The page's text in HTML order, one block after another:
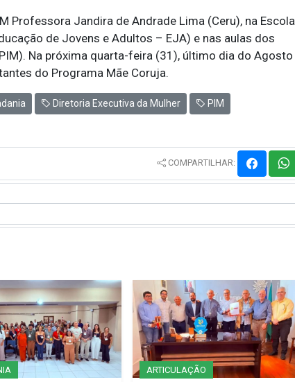
Professora Jandira de Andrade Lima (Ceru), na Escola
de Jovens e Adultos – EJA) e nas aulas dos
Na próxima quarta-feira (31), último dia do Agosto
do Programa Mãe Coruja.
Diretoria Executiva da Mulher PIM
COMPARTILHAR:
ARTICULAÇÃO